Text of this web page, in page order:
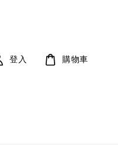
登入 購物車